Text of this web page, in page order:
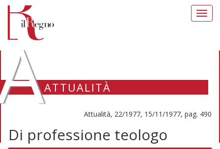
ATTUALITÀ
Attualità, 22/1977, 15/11/1977, pag. 490
Di professione teologo